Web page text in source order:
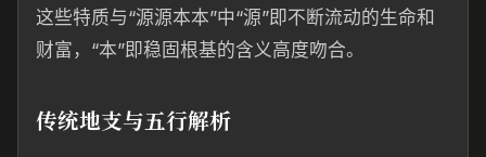
这些特质与“源源本本”中“源”即不断流动的生命和
财富，“本”即稳固根基的含义高度吻合。
传统地支与五行解析